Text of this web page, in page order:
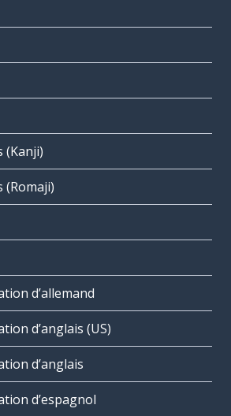
(Kanji)
(Romaji)
d’allemand
d’anglais (US)
d’anglais
d’espagnol